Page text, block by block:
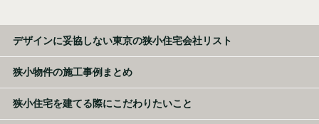
デザインに妥協しない東京の狭小住宅会社リスト
狭小物件の施工事例まとめ
狭小住宅を建てる際にこだわりたいこと